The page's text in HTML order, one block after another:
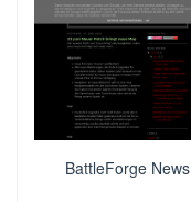
BattleForge News